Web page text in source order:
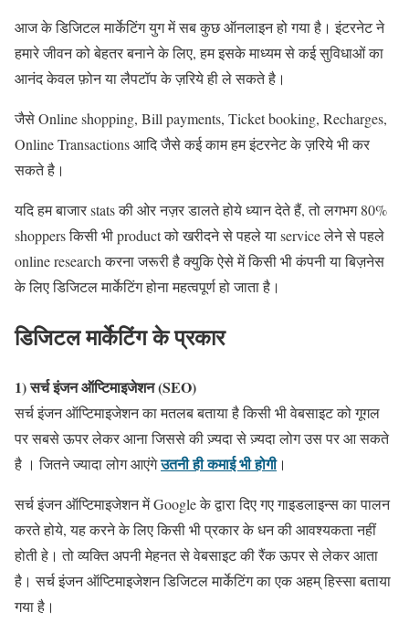
आज के डिजिटल मार्केटिंग युग में सब कुछ ऑनलाइन हो गया है। इंटरनेट ने
हमारे जीवन को बेहतर बनाने के लिए, हम इसके माध्यम से कई सुविधाओं का
आनंद केवल फ़ोन या लैपटॉप के ज़रिये ही ले सकते है।
जैसे Online shopping, Bill payments, Ticket booking, Recharges,
Online Transactions आदि जैसे कई काम हम इंटरनेट के ज़रिये भी कर
सकते है।
यदि हम बाजार stats की ओर नज़र डालते होये ध्यान देते हैं, तो लगभग 80%
shoppers किसी भी product को खरीदने से पहले या service लेने से पहले
online research करना जरूरी है क्युकि ऐसे में किसी भी कंपनी या बिज़नेस
के लिए डिजिटल मार्केटिंग होना महत्वपूर्ण हो जाता है।
डिजिटल मार्केटिंग के प्रकार
1) सर्च इंजन ऑप्टिमाइजेशन (SEO)
सर्च इंजन ऑप्टिमाइजेशन का मतलब बताया है किसी भी वेबसाइट को गूगल
पर सबसे ऊपर लेकर आना जिससे की ज़्यदा से ज़्यदा लोग उस पर आ सकते
है । जितने ज्यादा लोग आएंगेउतनी ही कमाई भी होगी।
सर्च इंजन ऑप्टिमाइजेशन में Google के द्वारा दिए गए गाइडलाइन्स का पालन
करते होये, यह करने के लिए किसी भी प्रकार के धन की आवश्यकता नहीं
होती हे। तो व्यक्ति अपनी मेहनत से वेबसाइट की रैंक ऊपर से लेकर आता
है। सर्च इंजन ऑप्टिमाइजेशन डिजिटल मार्केटिंग का एक अहम् हिस्सा बताया
गया है।